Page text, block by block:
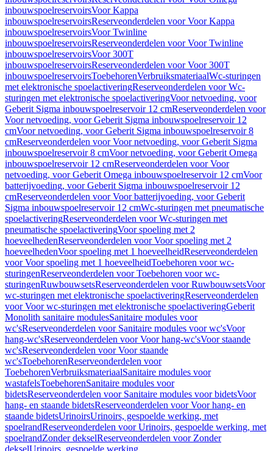
inbouwspoelreservoirsVoor Kappa
inbouwspoelreservoirsReserveonderdelen voor Voor Kappa
inbouwspoelreservoirsVoor Twinline
inbouwspoelreservoirsReserveonderdelen voor Voor Twinline
inbouwspoelreservoirsVoor 300T
inbouwspoelreservoirsReserveonderdelen voor Voor 300T
inbouwspoelreservoirsToebehorenVerbruiksmateriaalWc-sturingen
met elektronische spoelactiveringReserveonderdelen voor Wc-
sturingen met elektronische spoelactiveringVoor netvoeding, voor
Geberit Sigma inbouwspoelreservoir 12 cmReserveonderdelen voor
Voor netvoeding, voor Geberit Sigma inbouwspoelreservoir 12
cmVoor netvoeding, voor Geberit Sigma inbouwspoelreservoir 8
cmReserveonderdelen voor Voor netvoeding, voor Geberit Sigma
inbouwspoelreservoir 8 cmVoor netvoeding, voor Geberit Omega
inbouwspoelreservoir 12 cmReserveonderdelen voor Voor
netvoeding, voor Geberit Omega inbouwspoelreservoir 12 cmVoor
batterijvoeding, voor Geberit Sigma inbouwspoelreservoir 12
cmReserveonderdelen voor Voor batterijvoeding, voor Geberit
Sigma inbouwspoelreservoir 12 cmWc-sturingen met pneumatische
spoelactiveringReserveonderdelen voor Wc-sturingen met
pneumatische spoelactiveringVoor spoeling met 2
hoeveelhedenReserveonderdelen voor Voor spoeling met 2
hoeveelhedenVoor spoeling met 1 hoeveelheidReserveonderdelen
voor Voor spoeling met 1 hoeveelheidToebehoren voor wc-
sturingenReserveonderdelen voor Toebehoren voor wc-
sturingenRuwbouwsetsReserveonderdelen voor RuwbouwsetsVoor
wc-sturingen met elektronische spoelactiveringReserveonderdelen
voor Voor wc-sturingen met elektronische spoelactiveringGeberit
Monolith sanitaire modulesSanitaire modules voor
wc'sReserveonderdelen voor Sanitaire modules voor wc'sVoor
hang-wc'sReserveonderdelen voor Voor hang-wc'sVoor staande
wc'sReserveonderdelen voor Voor staande
wc'sToebehorenReserveonderdelen voor
ToebehorenVerbruiksmateriaalSanitaire modules voor
wastafelsToebehorenSanitaire modules voor
bidetsReserveonderdelen voor Sanitaire modules voor bidetsVoor
hang- en staande bidetsReserveonderdelen voor Voor hang- en
staande bidetsUrinoirsUrinoirs, gespoelde werking, met
spoelrandReserveonderdelen voor Urinoirs, gespoelde werking, met
spoelrandZonder dekselReserveonderdelen voor Zonder
dekselUrinoirs, gespoelde werking,